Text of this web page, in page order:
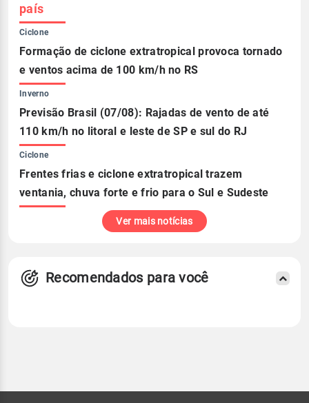
país
Ciclone
Formação de ciclone extratropical provoca tornado
e ventos acima de 100 km/h no RS
Inverno
Previsão Brasil (07/08): Rajadas de vento de até
110 km/h no litoral e leste de SP e sul do RJ
Ciclone
Frentes frias e ciclone extratropical trazem
ventania, chuva forte e frio para o Sul e Sudeste
Ver mais notícias
Recomendados para você